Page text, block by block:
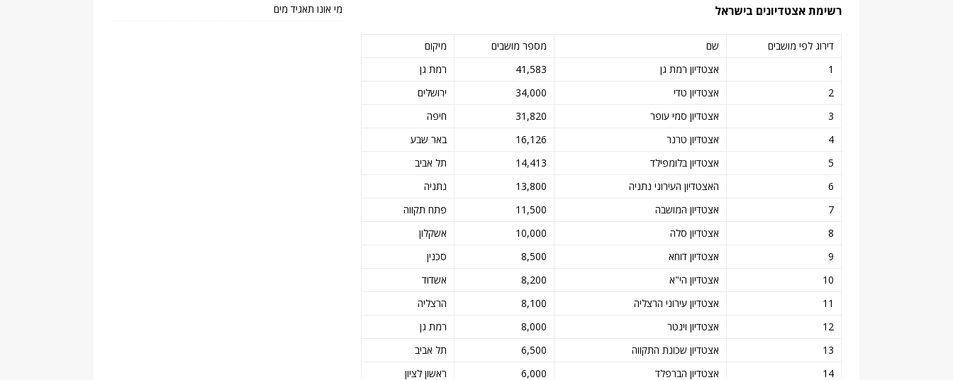
רשימת אצטדיונים בישראל
דירוג לפי מושבים שם מספר מושבים
מיקום
1
אצטדיון רמת גן 41,583
רמת גן
2
אצטדיון טדי 34,000
ירושלים
3
אצטדיון סמי עופר 31,820
חיפה
4
אצטדיון טרנר 16,126
באר שבע
5
אצטדיון בלומפילד 14,413
תל אביב
6
האצטדיון העירוני נתניה 13,800
נתניה
7
אצטדיון המושבה 11,500
פתח תקווה
8
אצטדיון סלה 10,000
אשקלון
9
אצטדיון דוחא 8,500
סכנין
10
אצטדיון הי"א 8,200
אשדוד
11
אצטדיון עירוני הרצליה 8,100
הרצליה
12
אצטדיון וינטר 8,000
רמת גן
13
אצטדיון שכונת התקווה 6,500
תל אביב
14
אצטדיון הברפלד 6,000
ראשון לציון
מי אונו תאגיד מים